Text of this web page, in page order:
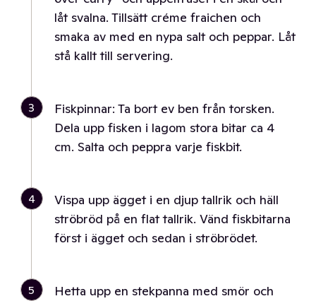
låt svalna. Tillsätt créme fraichen och
smaka av med en nypa salt och peppar. Låt
stå kallt till servering.
3
Fiskpinnar: Ta bort ev ben från torsken.
Dela upp fisken i lagom stora bitar ca 4
cm. Salta och peppra varje fiskbit.
4
Vispa upp ägget i en djup tallrik och häll
ströbröd på en flat tallrik. Vänd fiskbitarna
först i ägget och sedan i ströbrödet.
5
Hetta upp en stekpanna med smör och